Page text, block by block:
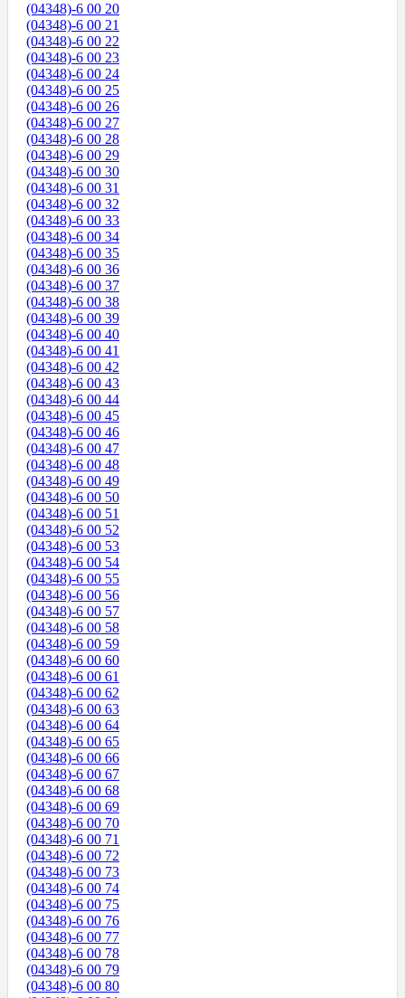
(04348)-6 00 20
(04348)-6 00 21
(04348)-6 00 22
(04348)-6 00 23
(04348)-6 00 24
(04348)-6 00 25
(04348)-6 00 26
(04348)-6 00 27
(04348)-6 00 28
(04348)-6 00 29
(04348)-6 00 30
(04348)-6 00 31
(04348)-6 00 32
(04348)-6 00 33
(04348)-6 00 34
(04348)-6 00 35
(04348)-6 00 36
(04348)-6 00 37
(04348)-6 00 38
(04348)-6 00 39
(04348)-6 00 40
(04348)-6 00 41
(04348)-6 00 42
(04348)-6 00 43
(04348)-6 00 44
(04348)-6 00 45
(04348)-6 00 46
(04348)-6 00 47
(04348)-6 00 48
(04348)-6 00 49
(04348)-6 00 50
(04348)-6 00 51
(04348)-6 00 52
(04348)-6 00 53
(04348)-6 00 54
(04348)-6 00 55
(04348)-6 00 56
(04348)-6 00 57
(04348)-6 00 58
(04348)-6 00 59
(04348)-6 00 60
(04348)-6 00 61
(04348)-6 00 62
(04348)-6 00 63
(04348)-6 00 64
(04348)-6 00 65
(04348)-6 00 66
(04348)-6 00 67
(04348)-6 00 68
(04348)-6 00 69
(04348)-6 00 70
(04348)-6 00 71
(04348)-6 00 72
(04348)-6 00 73
(04348)-6 00 74
(04348)-6 00 75
(04348)-6 00 76
(04348)-6 00 77
(04348)-6 00 78
(04348)-6 00 79
(04348)-6 00 80